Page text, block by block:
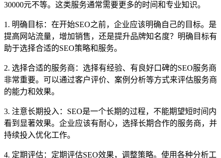
30000元不等。这类服务通常需要更多的时间和专业知识。
1. 明确目标：在开始SEO之前，企业应该明确自己的目标。是
提高网站流量，增加销售，还是提升品牌知名度？明确目标有
助于选择合适的SEO策略和服务。
2. 选择合适的服务商：选择有经验、有良好口碑的SEO服务商
非常重要。可以通过客户评价、案例分析等方式来评估服务商
的能力和效果。
3. 注意长期投入：SEO是一个长期的过程，不能期望短时间内
看到显著效果。企业应该有耐心，选择长期合作的服务商，并
持续投入优化工作。
4. 定期评估：定期评估SEO效果，调整策略。使用各种分析工